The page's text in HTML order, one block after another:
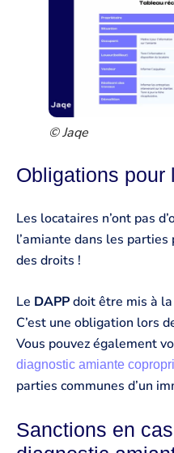
© Jaqe
Obligations pour
Les locataires n’ont pas
l’amiante dans les
des droits !
Le DAPPdoit être mis à
C’est une obligation lors
Vous pouvez également
diagnostic amiante
parties communes d’un
Sanctions en